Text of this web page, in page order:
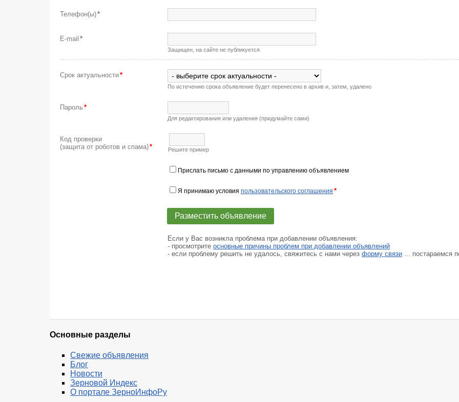
Телефон(ы)*
E-mail *
Защищен, на сайте не публикуется
Срок актуальности*
По истечению срока объявление будет перенесено в архив и, затем, удалено
Пароль *
Для редактирования или удаления (придумайте сами)
Код проверки
(защита от роботов и спама)* Решите пример
Прислать письмо с данными по управлению объявлением
Я принимаю условия пользовательского соглашения *
Если у Вас возникла проблема при добавлении объявления:
- просмотрите основные причины проблем при добавлении объявлений
- если проблему решить не удалось, свяжитесь с нами через форму связи ... постараемся
Основные разделы
Свежие объявления
Блог
Новости
Зерновой Индекс
О портале ЗерноИнфоРу